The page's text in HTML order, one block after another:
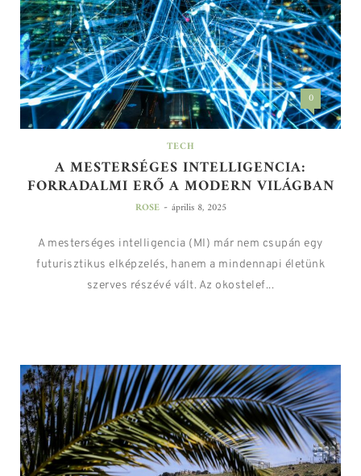
0
TECH
A MESTERSÉGES INTELLIGENCIA:
FORRADALMI ERŐ A MODERN VILÁGBAN
ROSE - április 8, 2025
A mesterséges intelligencia (MI) már nem csupán egy
futurisztikus elképzelés, hanem a mindennapi életünk
szerves részévé vált. Az okostelef...